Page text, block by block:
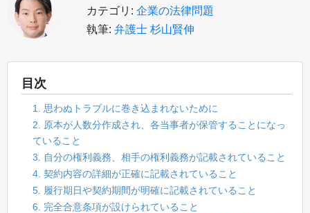
カテゴリ: 企業の法律問題
執筆: 弁護士 杉山賢伸
目次
1. 思わぬトラブルに巻き込まれないために
2. 原本が人数分作成され、各当事者が保管することになっ
ていること
3. 自分の権利義務、相手の権利義務が記載されていること
4. 契約内容の詳細が正確に記載されていること
5. 履行期日や契約期間が明確に記載されていること
6. 完全合意条項が設けられていること